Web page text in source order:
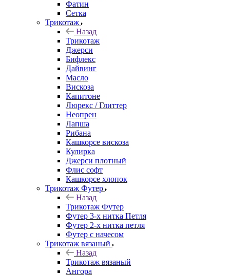
Фатин
Сетка
Трикотаж
Назад
Трикотаж
Джерси
Бифлекс
Дайвинг
Масло
Вискоза
Капитоне
Люрекс / Глиттер
Неопрен
Лапша
Рибана
Кашкорсе вискоза
Кулирка
Джерси плотный
Флис софт
Кашкорсе хлопок
Трикотаж Футер
Назад
Трикотаж Футер
Футер 3-х нитка Петля
Футер 2-х нитка петля
Футер с начесом
Трикотаж вязаный
Назад
Трикотаж вязаный
Ангора